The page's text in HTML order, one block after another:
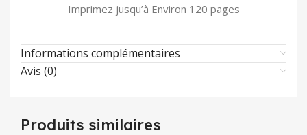
Imprimez jusqu’à Environ 120 pages
Informations complémentaires
Avis (0)
Produits similaires